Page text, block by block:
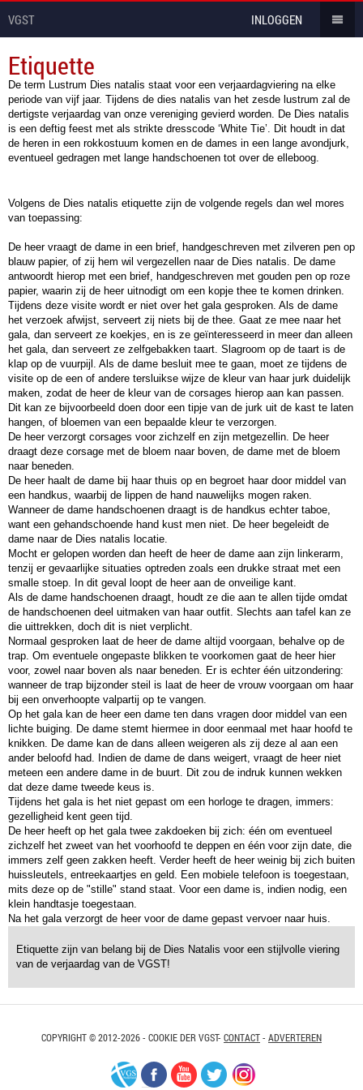
VGST INLOGGEN
Etiquette
De term Lustrum Dies natalis staat voor een verjaardagviering na elke
periode van vijf jaar. Tijdens de dies natalis van het zesde lustrum zal de
dertigste verjaardag van onze vereniging gevierd worden. De Dies natalis
is een deftig feest met als strikte dresscode ‘White Tie’. Dit houdt in dat
de heren in een rokkostuum komen en de dames in een lange avondjurk,
eventueel gedragen met lange handschoenen tot over de elleboog.
Volgens de Dies natalis etiquette zijn de volgende regels dan wel mores
van toepassing:
De heer vraagt de dame in een brief, handgeschreven met zilveren pen op
blauw papier, of zij hem wil vergezellen naar de Dies natalis. De dame
antwoordt hierop met een brief, handgeschreven met gouden pen op roze
papier, waarin zij de heer uitnodigt om een kopje thee te komen drinken.
Tijdens deze visite wordt er niet over het gala gesproken. Als de dame
het verzoek afwijst, serveert zij niets bij de thee. Gaat ze mee naar het
gala, dan serveert ze koekjes, en is ze geïnteresseerd in meer dan alleen
het gala, dan serveert ze zelfgebakken taart. Slagroom op de taart is de
klap op de vuurpijl. Als de dame besluit mee te gaan, moet ze tijdens de
visite op de een of andere tersluikse wijze de kleur van haar jurk duidelijk
maken, zodat de heer de kleur van de corsages hierop aan kan passen.
Dit kan ze bijvoorbeeld doen door een tipje van de jurk uit de kast te laten
hangen, of bloemen van een bepaalde kleur te verzorgen.
De heer verzorgt corsages voor zichzelf en zijn metgezellin. De heer
draagt deze corsage met de bloem naar boven, de dame met de bloem
naar beneden.
De heer haalt de dame bij haar thuis op en begroet haar door middel van
een handkus, waarbij de lippen de hand nauwelijks mogen raken.
Wanneer de dame handschoenen draagt is de handkus echter taboe,
want een gehandschoende hand kust men niet. De heer begeleidt de
dame naar de Dies natalis locatie.
Mocht er gelopen worden dan heeft de heer de dame aan zijn linkerarm,
tenzij er gevaarlijke situaties optreden zoals een drukke straat met een
smalle stoep. In dit geval loopt de heer aan de onveilige kant.
Als de dame handschoenen draagt, houdt ze die aan te allen tijde omdat
de handschoenen deel uitmaken van haar outfit. Slechts aan tafel kan ze
die uittrekken, doch dit is niet verplicht.
Normaal gesproken laat de heer de dame altijd voorgaan, behalve op de
trap. Om eventuele ongepaste blikken te voorkomen gaat de heer hier
voor, zowel naar boven als naar beneden. Er is echter één uitzondering:
wanneer de trap bijzonder steil is laat de heer de vrouw voorgaan om haar
bij een onverhoopte valpartij op te vangen.
Op het gala kan de heer een dame ten dans vragen door middel van een
lichte buiging. De dame stemt hiermee in door eenmaal met haar hoofd te
knikken. De dame kan de dans alleen weigeren als zij deze al aan een
ander beloofd had. Indien de dame de dans weigert, vraagt de heer niet
meteen een andere dame in de buurt. Dit zou de indruk kunnen wekken
dat deze dame tweede keus is.
Tijdens het gala is het niet gepast om een horloge te dragen, immers:
gezelligheid kent geen tijd.
De heer heeft op het gala twee zakdoeken bij zich: één om eventueel
zichzelf het zweet van het voorhoofd te deppen en één voor zijn date, die
immers zelf geen zakken heeft. Verder heeft de heer weinig bij zich buiten
huissleutels, entreekaartjes en geld. Een mobiele telefoon is toegestaan,
mits deze op de "stille" stand staat. Voor een dame is, indien nodig, een
klein handtasje toegestaan.
Na het gala verzorgt de heer voor de dame gepast vervoer naar huis.
Etiquette zijn van belang bij de Dies Natalis voor een stijlvolle viering
van de verjaardag van de VGST!
COPYRIGHT © 2012-2026 - COOKIE DER VGST- CONTACT- ADVERTEREN